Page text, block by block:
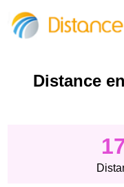
Distance